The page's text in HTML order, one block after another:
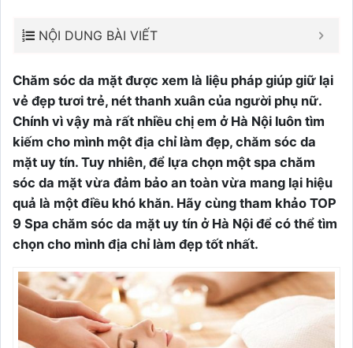
NỘI DUNG BÀI VIẾT
Chăm sóc da mặt được xem là liệu pháp giúp giữ lại
vẻ đẹp tươi trẻ, nét thanh xuân của người phụ nữ.
Chính vì vậy mà rất nhiều chị em ở Hà Nội luôn tìm
kiếm cho mình một địa chỉ làm đẹp, chăm sóc da
mặt uy tín. Tuy nhiên, để lựa chọn một spa chăm
sóc da mặt vừa đảm bảo an toàn vừa mang lại hiệu
quả là một điều khó khăn. Hãy cùng tham khảo TOP
9 Spa chăm sóc da mặt uy tín ở Hà Nội để có thể tìm
chọn cho mình địa chỉ làm đẹp tốt nhất.